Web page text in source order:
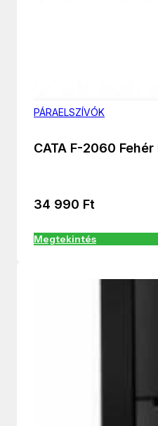
PÁRAELSZÍVÓK
CATA F-2060
34 990 Ft
Megtekintés